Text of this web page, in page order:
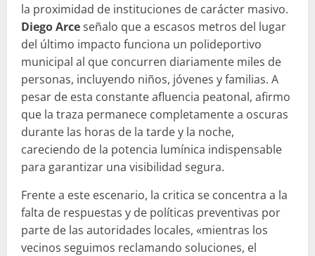
la proximidad de instituciones de carácter masivo.
Diego Arceseñalo que a escasos metros del lugar
del último impacto funciona un polideportivo
municipal al que concurren diariamente miles de
personas, incluyendo niños, jóvenes y familias. A
pesar de esta constante afluencia peatonal, afirmo
que la traza permanece completamente a oscuras
durante las horas de la tarde y la noche,
careciendo de la potencia lumínica indispensable
para garantizar una visibilidad segura.
Frente a este escenario, la critica se concentra a la
falta de respuestas y de políticas preventivas por
parte de las autoridades locales, «mientras los
vecinos seguimos reclamando soluciones, el